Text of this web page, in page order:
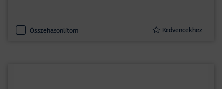
Összehasonlítom Kedvencekhez